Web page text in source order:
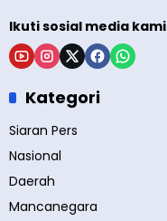
Ikuti sosial media kami
Kategori
Siaran Pers
Nasional
Daerah
Mancanegara